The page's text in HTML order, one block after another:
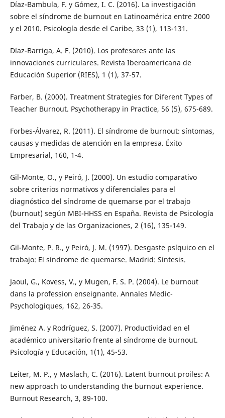
Díaz-Bambula, F. y Gómez, I. C. (2016). La investigación
sobre el síndrome de burnout en Latinoamérica entre 2000
y el 2010. Psicología desde el Caribe, 33 (1), 113-131.
Díaz-Barriga, A. F. (2010). Los profesores ante las
innovaciones curriculares. Revista Iberoamericana de
Educación Superior (RIES), 1 (1), 37-57.
Farber, B. (2000). Treatment Strategies for Diferent Types of
Teacher Burnout. Psychotherapy in Practice, 56 (5), 675-689.
Forbes-Álvarez, R. (2011). El síndrome de burnout: síntomas,
causas y medidas de atención en la empresa. Éxito
Empresarial, 160, 1-4.
Gil-Monte, O., y Peiró, J. (2000). Un estudio comparativo
sobre criterios normativos y diferenciales para el
diagnóstico del síndrome de quemarse por el trabajo
(burnout) según MBI-HHSS en España. Revista de Psicología
del Trabajo y de las Organizaciones, 2 (16), 135-149.
Gil-Monte, P. R., y Peiró, J. M. (1997). Desgaste psíquico en el
trabajo: El síndrome de quemarse. Madrid: Síntesis.
Jaoul, G., Kovess, V., y Mugen, F. S. P. (2004). Le burnout
dans la profession enseignante. Annales Medic-
Psychologiques, 162, 26-35.
Jiménez A. y Rodríguez, S. (2007). Productividad en el
académico universitario frente al síndrome de burnout.
Psicología y Educación, 1(1), 45-53.
Leiter, M. P., y Maslach, C. (2016). Latent burnout proiles: A
new approach to understanding the burnout experience.
Burnout Research, 3, 89-100.